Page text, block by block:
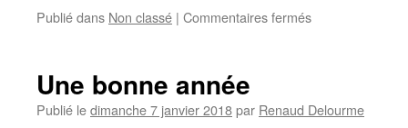
Publié dans Non classé | Commentaires fermés
celui
Une bonne année
Publié ledimanche 7 janvier 2018par Renaud Delourme